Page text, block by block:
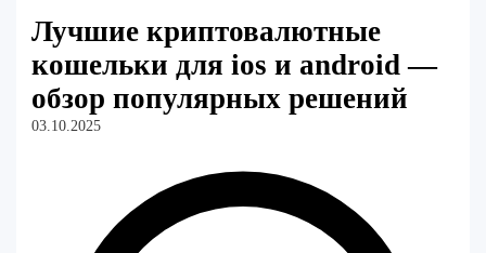
Лучшие криптовалютные
кошельки для ios и android —
обзор популярных решений
03.10.2025